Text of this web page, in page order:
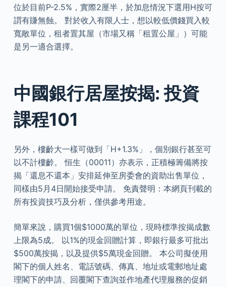
位於目前P-2.5%，實際2厘半，於加息情況下選用H按可
謂有賺無蝕。 對於收入有限人士，想以較低價錢買入較
寬敞單位，租者置其屋（市場又稱「租置公屋」）可能
是另一適合選擇。
中國銀行居屋按揭: 投資
課程101
另外，樓齡大一樣可做到「H+1.3%」，個別銀行甚至可
以不計樓齡。 恒生（00011）亦表示，正積極籌備將按
揭「還息不還本」安排延伸至房委會的資助出售單位，
同樣由5月4日開始接受申請。 免責聲明：本網頁刊載的
所有投資技巧及分析，僅供參考用途。
簡單來說，購買1個$1000萬的單位，現時標準按揭成數
上限為5成。 以1%的現金回贈計算，即銀行最多可批出
$500萬按揭，以及提供$5萬現金回贈。 本公司擬使用
閣下的個人姓名、電話號碼、傳真、地址或電郵地址處
理閣下的申請、回覆閣下查詢並作地產代理服務的促銷